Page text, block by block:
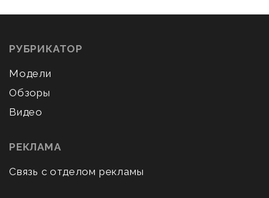
РУБРИКАТОР
Модели
Обзоры
Видео
РЕКЛАМА
Связь с отделом рекламы